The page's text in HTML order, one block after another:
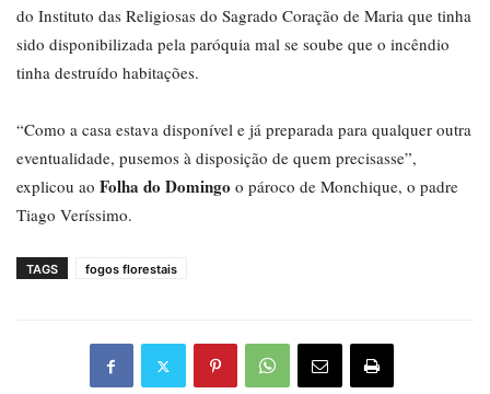
do Instituto das Religiosas do Sagrado Coração de Maria que tinha
sido disponibilizada pela paróquia mal se soube que o incêndio
tinha destruído habitações.
“Como a casa estava disponível e já preparada para qualquer outra
eventualidade, pusemos à disposição de quem precisasse”,
explicou ao Folha do Domingo o pároco de Monchique, o padre
Tiago Veríssimo.
TAGS fogos florestais